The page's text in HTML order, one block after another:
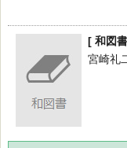
[ 和図
宮崎礼